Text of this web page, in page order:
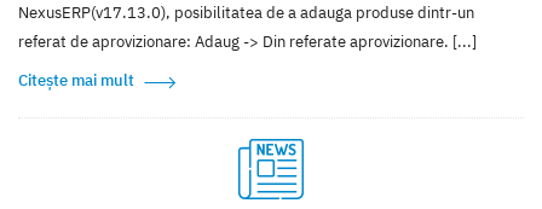
NexusERP(v17.13.0), posibilitatea de a adauga produse dintr-un
referat de aprovizionare: Adaug -> Din referate aprovizionare. [...]
Citește mai mult